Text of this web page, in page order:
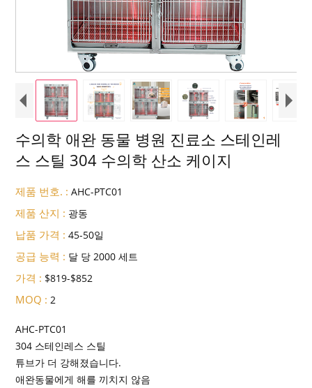
수의학 애완 동물 병원 진료소 스테인레
스 스틸 304 수의학 산소 케이지
제품 번호. : AHC-PTC01
제품 산지 : 광동
납품 가격 : 45-50일
공급 능력 : 달 당 2000 세트
가격 : $819-$852
MOQ : 2
AHC-PTC01
304 스테인레스 스틸
튜브가 더 강해졌습니다.
애완동물에게 해를 끼치지 않음